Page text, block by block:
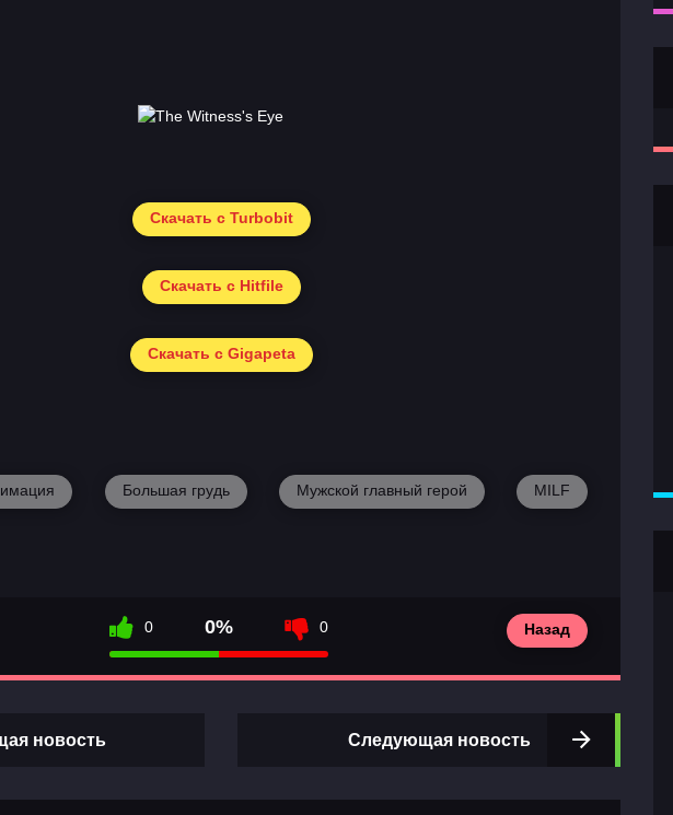
Скачать с Turbobit
Скачать с Hitfile
Скачать с Gigapeta
Большая грудь Мужской главный герой MILF
0 0% 0 Назад
новость Следующая новость